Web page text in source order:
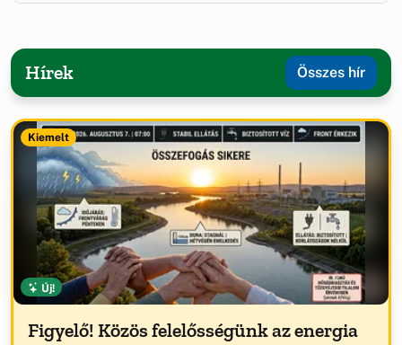
Hírek Összes hír
Kiemelt
Új!
Figyelő! Közös felelősségünk az energia